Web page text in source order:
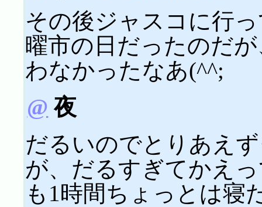
その後ジャスコに行
曜市の日だったのだ
わなかったなあ(^^;
@ 夜
だるいのでとりあえ
が、だるすぎてかえ
も1時間ちょっとは寝